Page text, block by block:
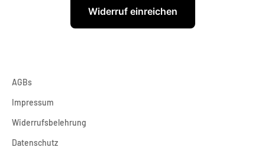
Widerruf einreichen
AGBs
Impressum
Widerrufsbelehrung
Datenschutz